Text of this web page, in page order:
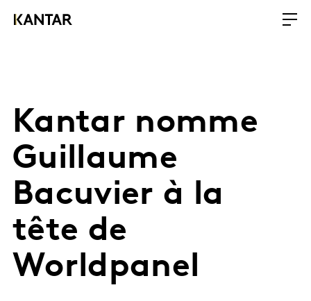
Kantar nomme
Guillaume
Bacuvier à la
tête de
Worldpanel